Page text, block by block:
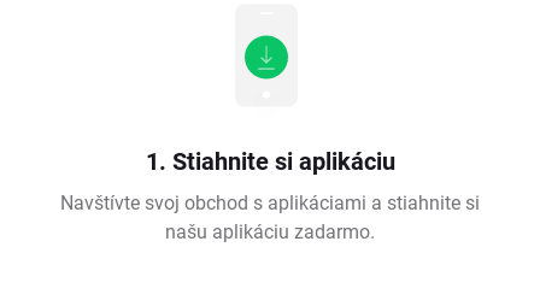
1. Stiahnite si aplikáciu
Navštívte svoj obchod s aplikáciami a stiahnite si
našu aplikáciu zadarmo.